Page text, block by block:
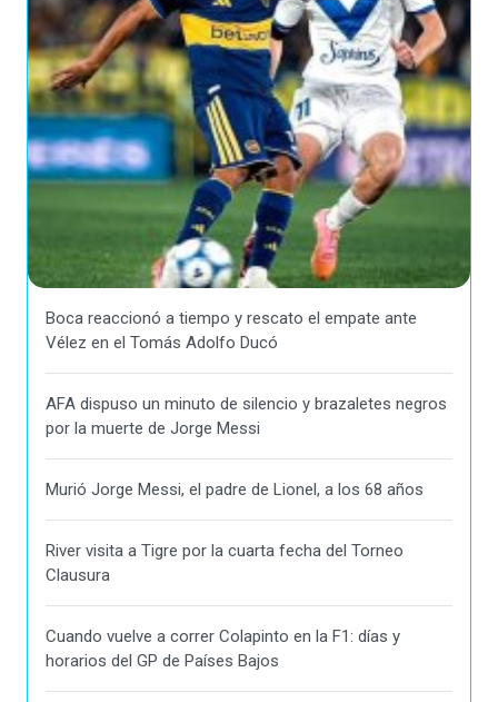
Boca reaccionó a tiempo y rescato el empate ante
Vélez en el Tomás Adolfo Ducó
AFA dispuso un minuto de silencio y brazaletes negros
por la muerte de Jorge Messi
Murió Jorge Messi, el padre de Lionel, a los 68 años
River visita a Tigre por la cuarta fecha del Torneo
Clausura
Cuando vuelve a correr Colapinto en la F1: días y
horarios del GP de Países Bajos